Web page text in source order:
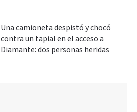
Una camioneta despistó y chocó
contra un tapial en el acceso a
Diamante: dos personas heridas